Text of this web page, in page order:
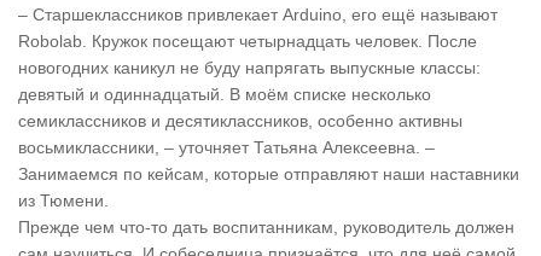
– Старшеклассников привлекает Arduino, его ещё называют
Robolab. Кружок посещают четырнадцать человек. После
новогодних каникул не буду напрягать выпускные классы:
девятый и одиннадцатый. В моём списке несколько
семиклассников и десятиклассников, особенно активны
восьмиклассники, – уточняет Татьяна Алексеевна. –
Занимаемся по кейсам, которые отправляют наши наставники
из Тюмени.
Прежде чем что-то дать воспитанникам, руководитель должен